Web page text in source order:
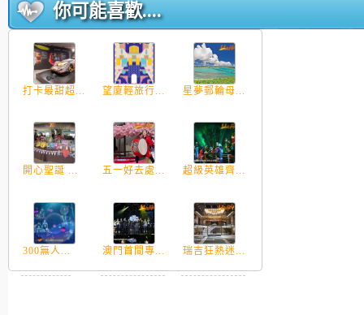
你可能喜歡....
打卡最甜超... 望廈輕旅行... 星夢郵輪母...
開心聖誕 ... 五一好去處... 超級英雄齊...
300無人... 澳門首間專... 瑞吉狂熱迷...